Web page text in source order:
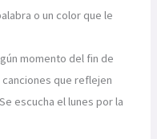
o un color que le
momento del fin de
que reflejen
escucha el lunes por la